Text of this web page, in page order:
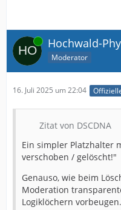
Online Hochwald-
Moderator
16. Juli 2025 um 22:04
Zitat von DSCDNA
Ein simpler Platzhalter
verschoben / gelöscht!"
Genauso, wie beim
Moderation
Logiklöchern vorbeugen.